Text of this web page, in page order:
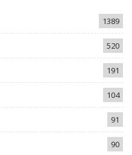
1389
520
191
104
91
90